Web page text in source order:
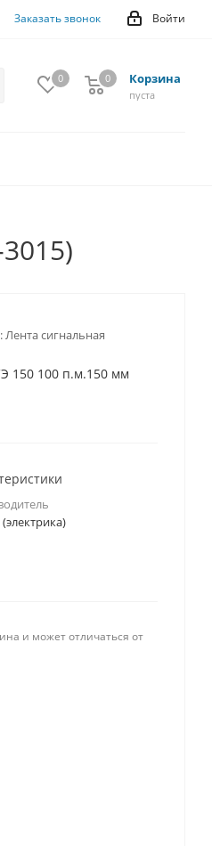
Войти
Заказать звонок
0 Корзина
0
пуста
0
Лента сигнальная
150 100 п.м.150 мм
и может отличаться от